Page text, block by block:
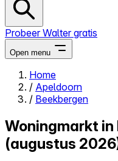
Probeer Walter gratis
Open menu
Close menu
Home
/ Apeldoorn
/ Beekbergen
Woningmarkt in
(augustus